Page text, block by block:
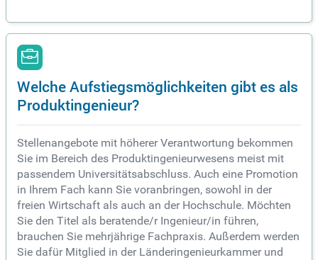
Welche Aufstiegsmöglichkeiten gibt es als
Produktingenieur?
Stellenangebote mit höherer Verantwortung bekommen
Sie im Bereich des Produktingenieurwesens meist mit
passendem Universitätsabschluss. Auch eine Promotion
in Ihrem Fach kann Sie voranbringen, sowohl in der
freien Wirtschaft als auch an der Hochschule. Möchten
Sie den Titel als beratende/r Ingenieur/in führen,
brauchen Sie mehrjährige Fachpraxis. Außerdem werden
Sie dafür Mitglied in der Länderingenieurkammer und